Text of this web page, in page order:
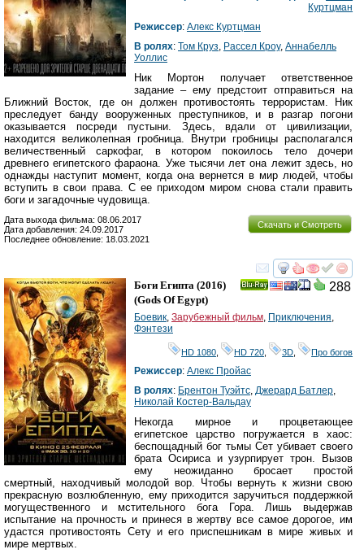
Куртцман
Режиссер: Алекс Куртцман
В ролях: Том Круз, Рассел Кроу, Аннабелль
Уоллис
Ник Мортон получает ответственное
задание – ему предстоит отправиться на
Ближний Восток, где он должен противостоять террористам. Ник
преследует банду вооруженных преступников, и в разгар погони
оказывается посреди пустыни. Здесь, вдали от цивилизации,
находится великолепная гробница. Внутри гробницы располагался
величественный саркофаг, в котором покоилось тело дочери
древнего египетского фараона. Уже тысячи лет она лежит здесь, но
однажды наступит момент, когда она вернется в мир людей, чтобы
вступить в свои права. С ее приходом миром снова стали править
боги и загадочные чудовища.
Скачать и Смотреть
Дата выхода фильма: 08.06.2017
Дата добавления: 24.09.2017
Последнее обновление: 18.03.2021
смотреть
288
Боги Египта (2016)
(Gods Of Egypt)
Боевик, Зарубежный фильм, Приключения,
Фэнтези
HD 1080 HD 720 3D Про богов
Режиссер: Алекс Пройас
В ролях: Брентон Туэйтс, Джерард Батлер,
Николай Костер-Вальдау
Некогда мирное и процветающее
египетское царство погружается в хаос:
беспощадный бог тьмы Сет убивает своего
брата Осириса и узурпирует трон. Вызов
ему неожиданно бросает простой
смертный, находчивый молодой вор. Чтобы вернуть к жизни свою
прекрасную возлюбленную, ему приходится заручиться поддержкой
могущественного и мстительного бога Гора. Лишь выдержав
испытание на прочность и принеся в жертву все самое дорогое, им
удастся противостоять Сету и его приспешникам в мире живых и
мире мертвых.